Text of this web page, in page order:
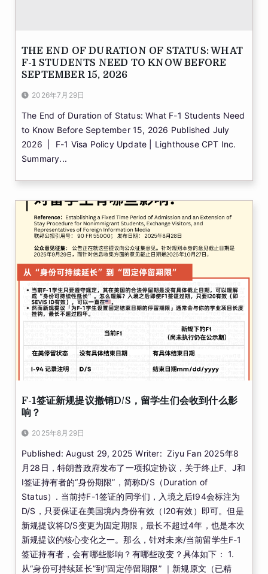
THE END OF DURATION OF STATUS: WHAT
F-1 STUDENTS NEED TO KNOW BEFORE
SEPTEMBER 15, 2026
2026年7月29日
The End of Duration of Status: What F-1 Students Need
to Know Before September 15, 2026 Published July
2026 | F-1 Visa Policy Update | Lighthouse CPT Inc.
Summary...
F-1签证新规提议撤销D/S，留学生们会收到什么影
响？
2025年8月29日
Published: August 29, 2025 Writer: Ziyu Fan 2025年8
月28日，特朗普政府发布了一项拟定协议，关于终止F、J和
I签证持有者的“身份期限”，简称D/S（Duration of
Status）. 当前持F-1签证的同学们，入境之后I94会标注为
D/S，只要保证在美国境内身份有效（I20有效）即可。但是
新规提议将D/S变更为固定期限，最长不超过4年，也是本次
新规提议的核心变化之一。那么，针对未来/当前留学生F-1
签证持有者，会有哪些影响？有哪些改变？具体如下： 1.
从“身份可持续延长”到“固定停留期限” ｜新规原文（已精